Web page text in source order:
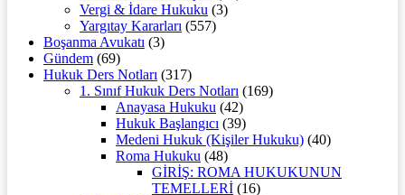
Vergi & İdare Hukuku (3)
Yargıtay Kararları (557)
Boşanma Avukatı (3)
Gündem (69)
Hukuk Ders Notları (317)
1. Sınıf Hukuk Ders Notları (169)
Anayasa Hukuku (42)
Hukuk Başlangıcı (39)
Medeni Hukuk (Kişiler Hukuku) (40)
Roma Hukuku (48)
GİRİŞ: ROMA HUKUKUNUN
TEMELLERİ (16)